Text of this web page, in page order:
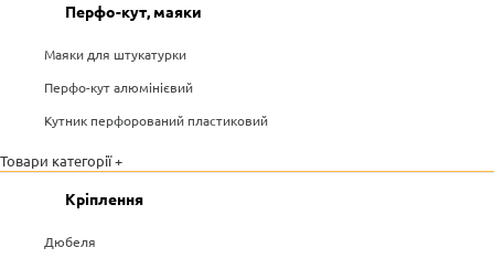
Перфо-кут, маяки
Маяки для штукатурки
Перфо-кут алюмінієвий
Кутник перфорований пластиковий
Товари категорії +
Кріплення
Дюбеля